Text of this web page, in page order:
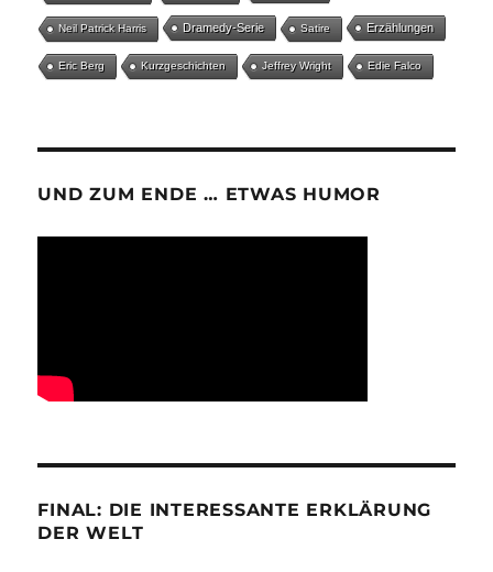
Neil Patrick Harris Dramedy-Serie Satire Erzählungen
Eric Berg Kurzgeschichten Jeffrey Wright Edie Falco
UND ZUM ENDE … ETWAS HUMOR
FINAL: DIE INTERESSANTE ERKLÄRUNG
DER WELT